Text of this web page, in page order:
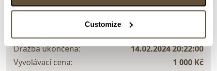
Customize
Jan Saudek
Dražba ukončena:
14.02.2024 20:22:00
Vyvolávací cena:
1 000 Kč